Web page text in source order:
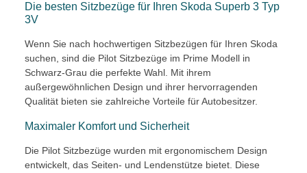
Die besten Sitzbezüge für Ihren Skoda Superb 3 Typ
3V
Wenn Sie nach hochwertigen Sitzbezügen für Ihren Skoda
suchen, sind die Pilot Sitzbezüge im Prime Modell in
Schwarz-Grau die perfekte Wahl. Mit ihrem
außergewöhnlichen Design und ihrer hervorragenden
Qualität bieten sie zahlreiche Vorteile für Autobesitzer.
Maximaler Komfort und Sicherheit
Die Pilot Sitzbezüge wurden mit ergonomischem Design
entwickelt, das Seiten- und Lendenstütze bietet. Diese